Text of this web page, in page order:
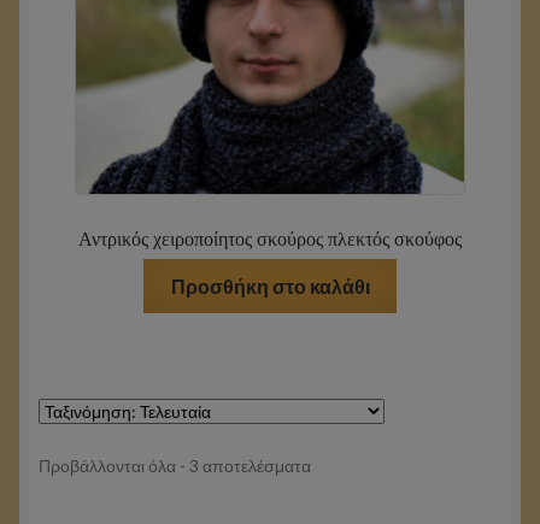
Αντρικός χειροποίητος σκούρος πλεκτός σκούφος
Προσθήκη στο καλάθι
Προβάλλονται όλα - 3 αποτελέσματαSorted